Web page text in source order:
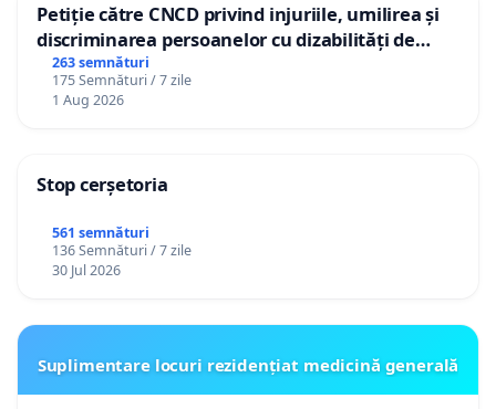
Petiție către CNCD privind injuriile, umilirea și
discriminarea persoanelor cu dizabilități de
către utilizatorul TikTok „Gorici”
263 semnături
175 Semnături / 7 zile
1 Aug 2026
Stop cerșetoria
561 semnături
136 Semnături / 7 zile
30 Jul 2026
Suplimentare locuri rezidențiat medicină generală